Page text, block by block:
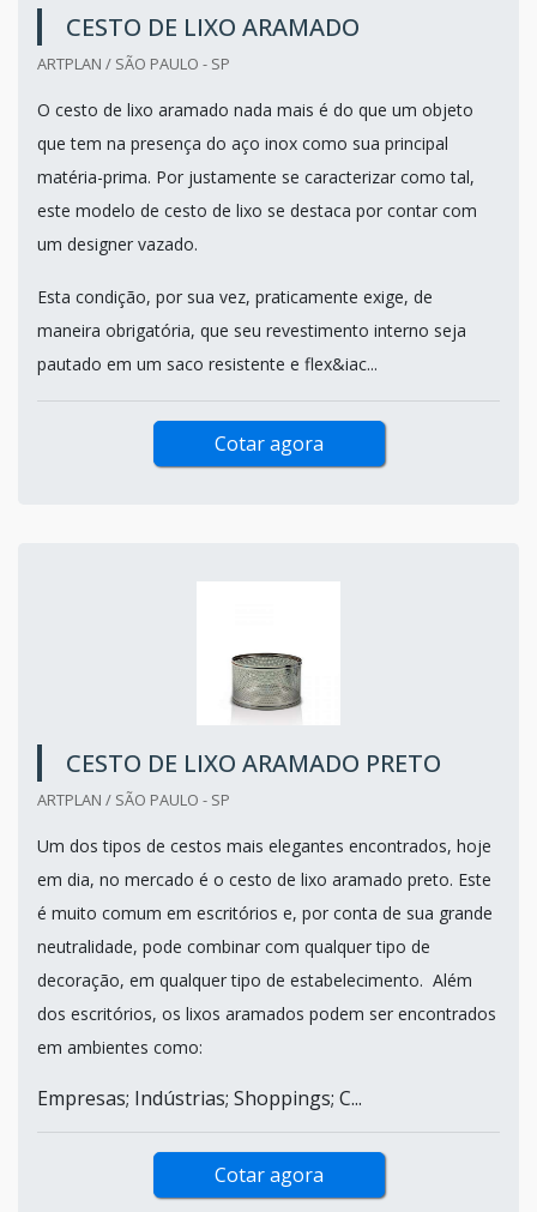
CESTO DE LIXO ARAMADO
ARTPLAN / SÃO PAULO - SP
O cesto de lixo aramado nada mais é do que um objeto
que tem na presença do aço inox como sua principal
matéria-prima. Por justamente se caracterizar como tal,
este modelo de cesto de lixo se destaca por contar com
um designer vazado.
Esta condição, por sua vez, praticamente exige, de
maneira obrigatória, que seu revestimento interno seja
pautado em um saco resistente e flex&iac...
Cotar agora
CESTO DE LIXO ARAMADO PRETO
ARTPLAN / SÃO PAULO - SP
Um dos tipos de cestos mais elegantes encontrados, hoje
em dia, no mercado é o cesto de lixo aramado preto. Este
é muito comum em escritórios e, por conta de sua grande
neutralidade, pode combinar com qualquer tipo de
decoração, em qualquer tipo de estabelecimento. Além
dos escritórios, os lixos aramados podem ser encontrados
em ambientes como:
Empresas; Indústrias; Shoppings; C...
Cotar agora